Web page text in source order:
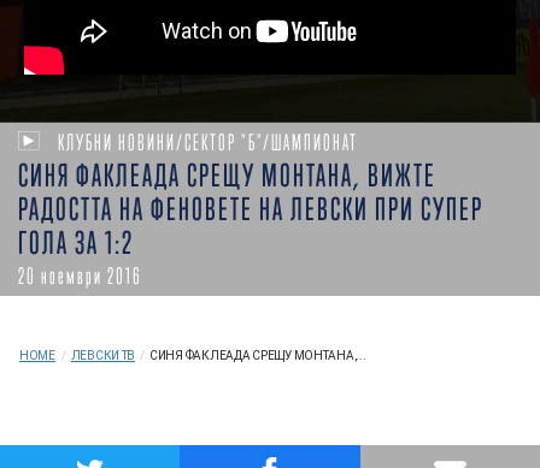
КЛУБНИ НОВИНИ/СЕКТОР "Б"/ШАМПИОНАТ
СИНЯ ФАКЛЕАДА СРЕЩУ МОНТАНА, ВИЖТЕ
РАДОСТТА НА ФЕНОВЕТЕ НА ЛЕВСКИ ПРИ СУПЕР
ГОЛА ЗА 1:2
20 ноември 2016
HOME / ЛЕВСКИ ТВ / СИНЯ ФАКЛЕАДА СРЕЩУ МОНТАНА,...